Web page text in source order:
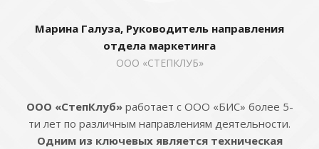
Марина Галуза, Руководитель направления
отдела маркетинга
ООО «СТЕПКЛУБ»
ООО «СтепКлуб»работает с ООО «БИС» более 5-
ти лет по различным направлениям деятельности.
Одним из ключевых является техническая